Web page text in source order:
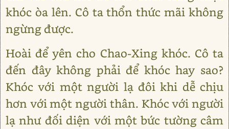
khóc òa lên. Cô ta thổn thức mãi không
ngừng được.
Hoài để yên cho Chao-Xing khóc. Cô ta
đến đây không phải để khóc hay sao?
Khóc với một người lạ đôi khi dễ chịu
hơn với một người thân. Khóc với người
lạ như đối diện với một bức tường câm